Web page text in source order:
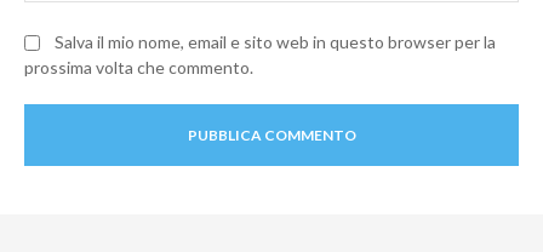
Salva il mio nome, email e sito web in questo browser per la
prossima volta che commento.